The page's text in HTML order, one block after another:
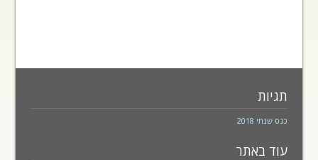
תגיות
כנס שנתי 2018
עוד באתר